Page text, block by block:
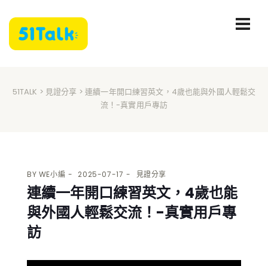
51TALK > 見證分享 > 連續一年開口練習英文，4歲也能與外國人輕鬆交
流！-真實用戶專訪
BY WE小編 2025-07-17 見證分享
連續一年開口練習英文，4歲也能
與外國人輕鬆交流！-真實用戶專
訪